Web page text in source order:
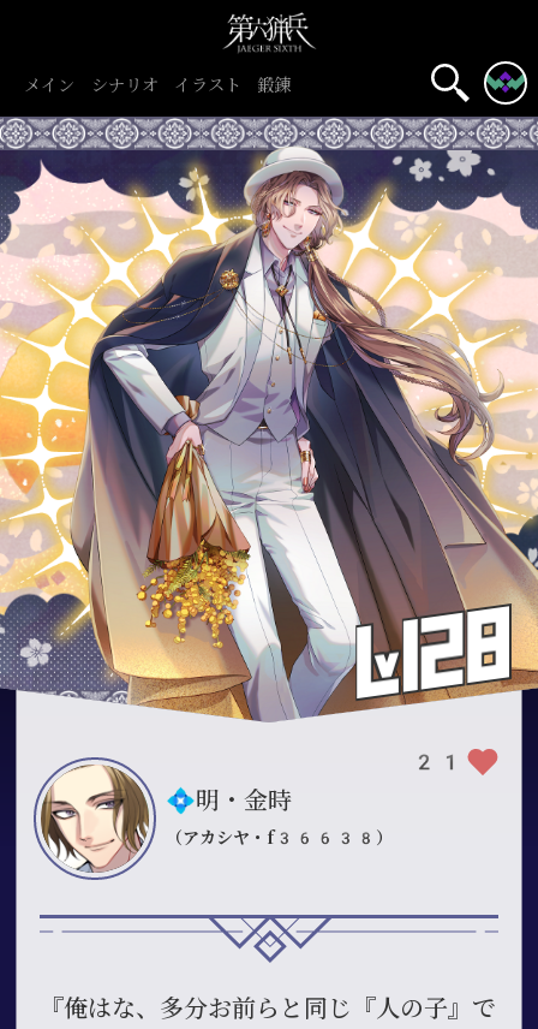
メイン シナリオ イラスト 鍛錬
21
💠明・金時
（アカシヤ・f36638）
『俺はな、多分お前らと同じ『人の子』で